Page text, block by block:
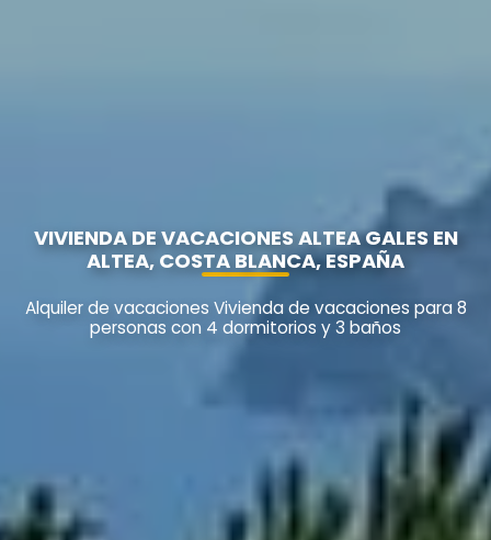
VIVIENDA DE VACACIONES ALTEA GALES EN
ALTEA, COSTA BLANCA, ESPAÑA
Alquiler de vacaciones Vivienda de vacaciones para 8
personas con 4 dormitorios y 3 baños